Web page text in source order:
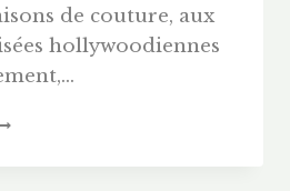
de couture, aux
hollywoodiennes